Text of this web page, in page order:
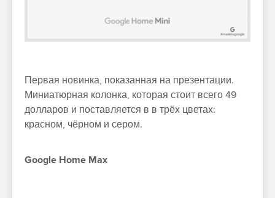
Первая новинка, показанная на презентации.
Миниатюрная колонка, которая стоит всего 49
долларов и поставляется в в трёх цветах:
красном, чёрном и сером.
Google Home Max